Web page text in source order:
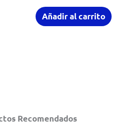
Recomendados
Añadir al carrito